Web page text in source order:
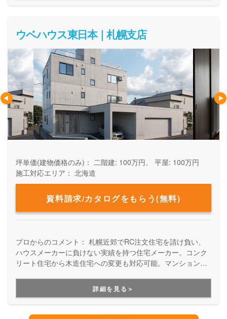
ウベハウス東日本｜札幌支店
坪単価(建物価格のみ)： 二階建: 100万円、 平屋: 100万円
施工対応エリア： 北海道
資料請求/カタログをもらう(無料)
プロからのコメント： 札幌近郊でRC注文住宅を請け負い、
ハウスメーカーに負けない実績を持つ住宅メーカー。コンク
リート住宅から木造住宅への変更も対応可能。マンション工
は、耐久性が高く長く愛着が持てる住まいを実現します。
詳細を見る＞